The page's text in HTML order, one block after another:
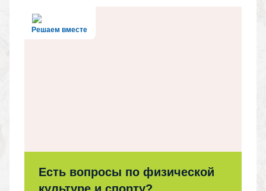
Решаем вместе
Есть вопросы по физической